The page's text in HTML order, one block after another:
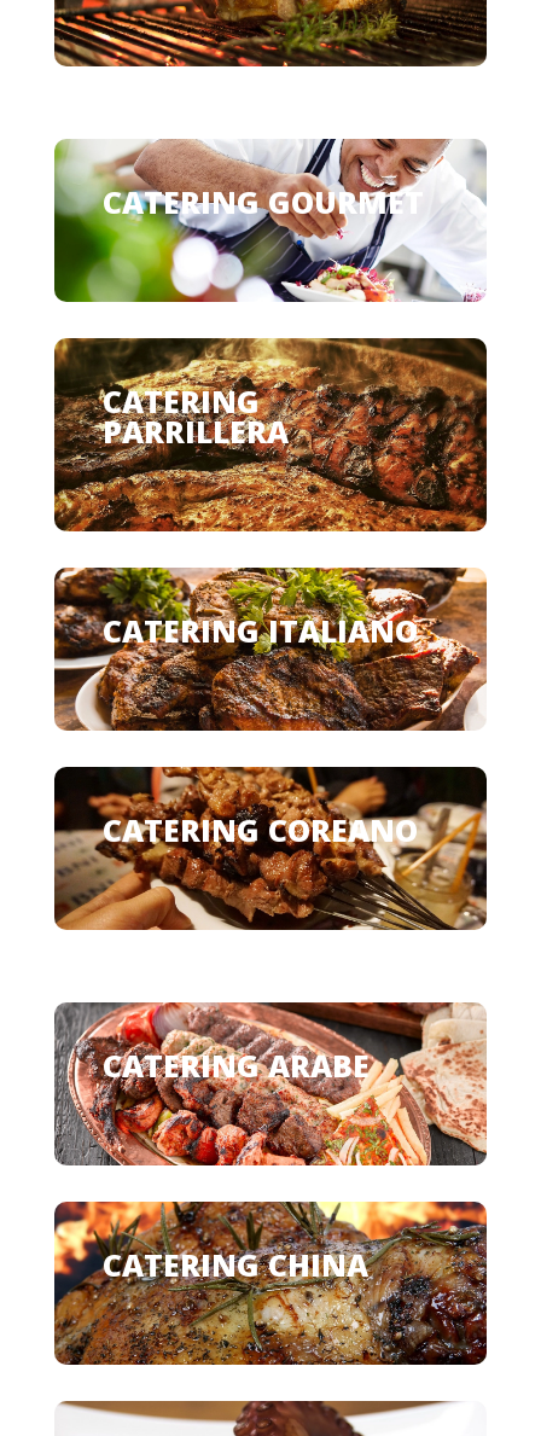
CATERING GOURMET
CATERING
PARRILLERA
CATERING ITALIANO
CATERING COREANO
CATERING ARABE
CATERING CHINA